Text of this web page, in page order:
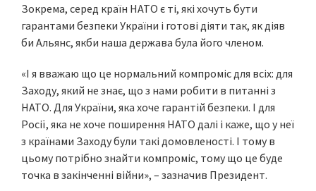
Зокрема, серед країн НАТО є ті, які хочуть бути
гарантами безпеки України і готові діяти так, як діяв
би Альянс, якби наша держава була його членом.
«І я вважаю що це нормальний компроміс для всіх: для
Заходу, який не знає, що з нами робити в питанні з
НАТО. Для України, яка хоче гарантій безпеки. І для
Росії, яка не хоче поширення НАТО далі і каже, що у неї
з країнами Заходу були такі домовленості. І тому в
цьому потрібно знайти компроміс, тому що це буде
точка в закінченні війни», – зазначив Президент.